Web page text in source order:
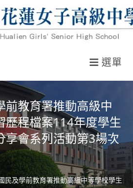
選單
前教育署推動高級中
歷程檔案114年度學生
享會系列活動第3場次
民及學前教育署推動高級中等學校學生